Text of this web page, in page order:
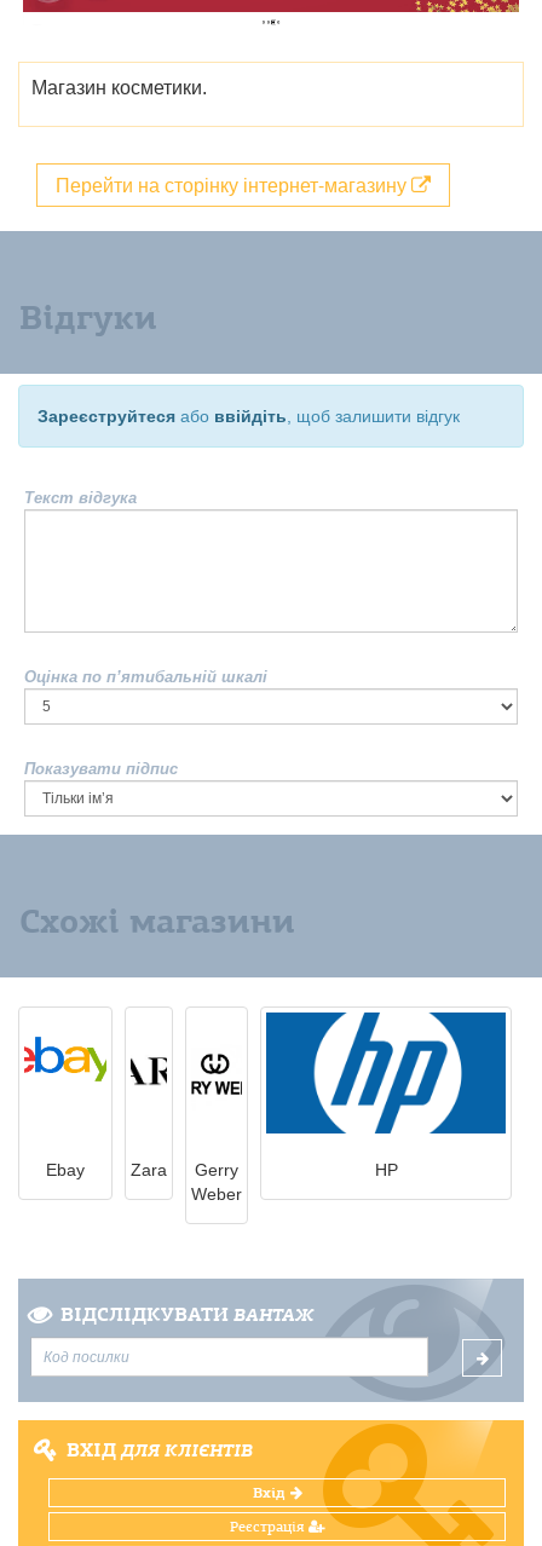
Магазин косметики.
Перейти на сторінку інтернет-магазину
Відгуки
Зареєструйтеся або ввійдіть , щоб залишити відгук
Текст відгука
Оцінка по п’ятибальній шкалі
Показувати підпис
Схожі магазини
Ebay Zara
Gerry
Weber
HP
ВІДСЛІДКУВАТИ ВАНТАЖ
ВХІДДЛЯ КЛІЄНТІВ
Вхід
Реєстрація